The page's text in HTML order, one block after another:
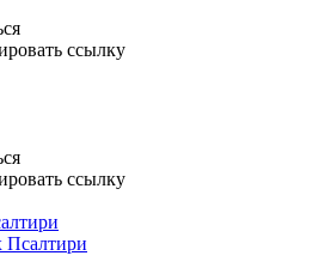
Псалтири